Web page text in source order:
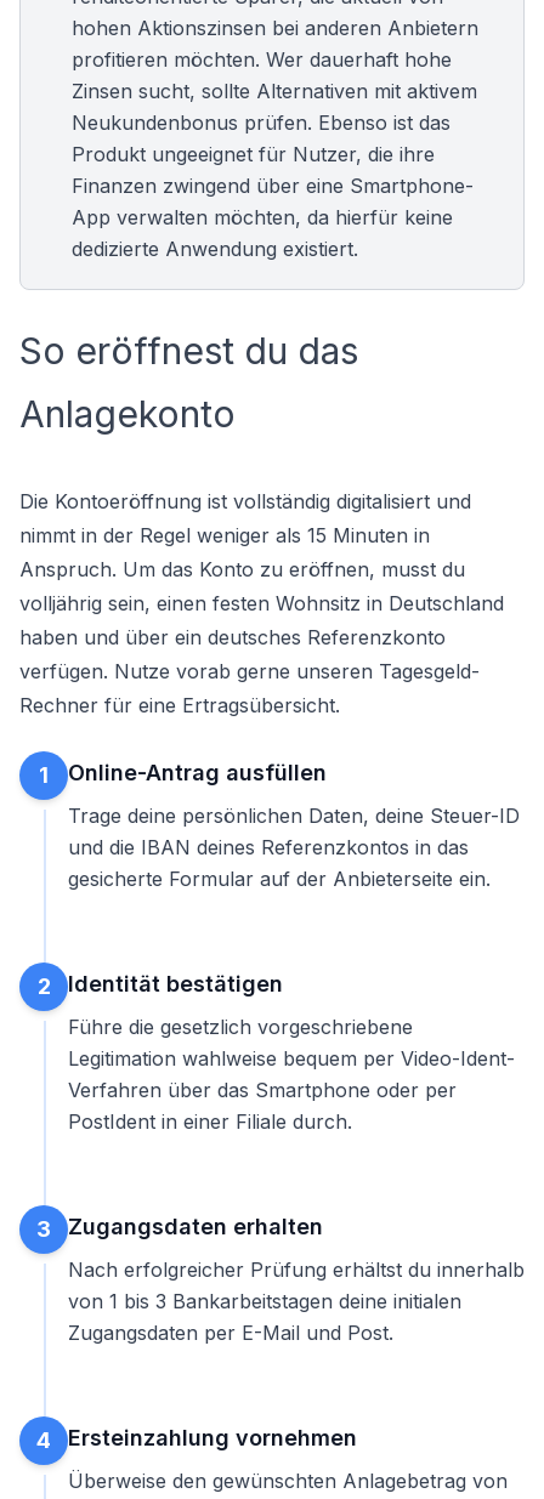
hohen Aktionszinsen bei anderen Anbietern
profitieren möchten. Wer dauerhaft hohe
Zinsen sucht, sollte Alternativen mit aktivem
Neukundenbonus prüfen. Ebenso ist das
Produkt ungeeignet für Nutzer, die ihre
Finanzen zwingend über eine Smartphone-
App verwalten möchten, da hierfür keine
dedizierte Anwendung existiert.
So eröffnest du das
Anlagekonto
Die Kontoeröffnung ist vollständig digitalisiert und
nimmt in der Regel weniger als 15 Minuten in
Anspruch. Um das Konto zu eröffnen, musst du
volljährig sein, einen festen Wohnsitz in Deutschland
haben und über ein deutsches Referenzkonto
verfügen. Nutze vorab gerne unseren Tagesgeld-
Rechner für eine Ertragsübersicht.
1 Online-Antrag ausfüllen
Trage deine persönlichen Daten, deine Steuer-ID
und die IBAN deines Referenzkontos in das
gesicherte Formular auf der Anbieterseite ein.
2 Identität bestätigen
Führe die gesetzlich vorgeschriebene
Legitimation wahlweise bequem per Video-Ident-
Verfahren über das Smartphone oder per
PostIdent in einer Filiale durch.
3 Zugangsdaten erhalten
Nach erfolgreicher Prüfung erhältst du innerhalb
von 1 bis 3 Bankarbeitstagen deine initialen
Zugangsdaten per E-Mail und Post.
4 Ersteinzahlung vornehmen
Überweise den gewünschten Anlagebetrag von